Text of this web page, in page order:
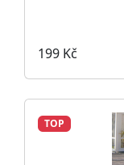
199 Kč
TOP